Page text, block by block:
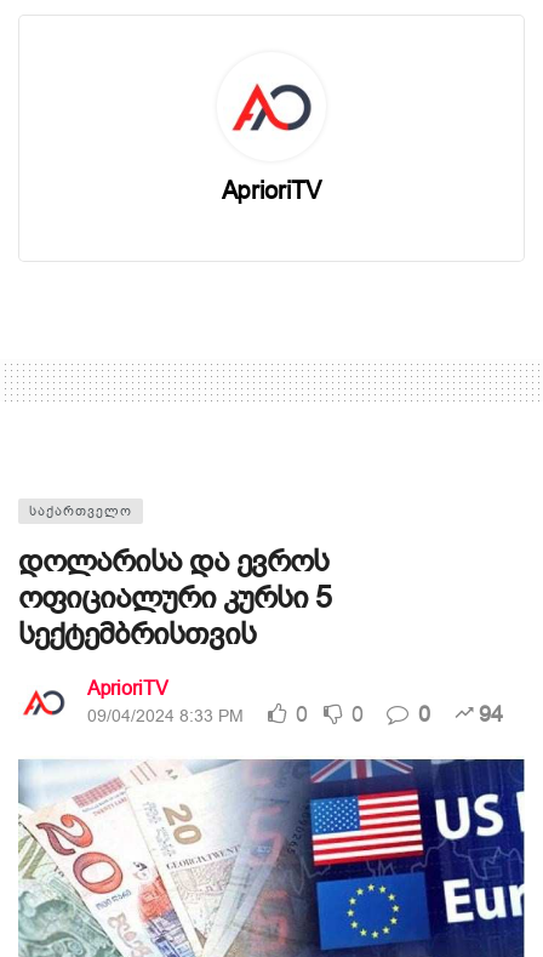
AprioriTV
ᲡᲐᲥᲐᲠᲗᲕᲔᲚᲝ
დოლარისა და ევროს
ოფიციალური კურსი 5
სექტემბრისთვის
AprioriTV
09/04/2024 8:33 PM 0 0 0 94